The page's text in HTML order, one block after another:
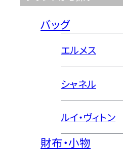
バッグ
エルメス
シャネル
ルイ・ヴィトン
財布・小物